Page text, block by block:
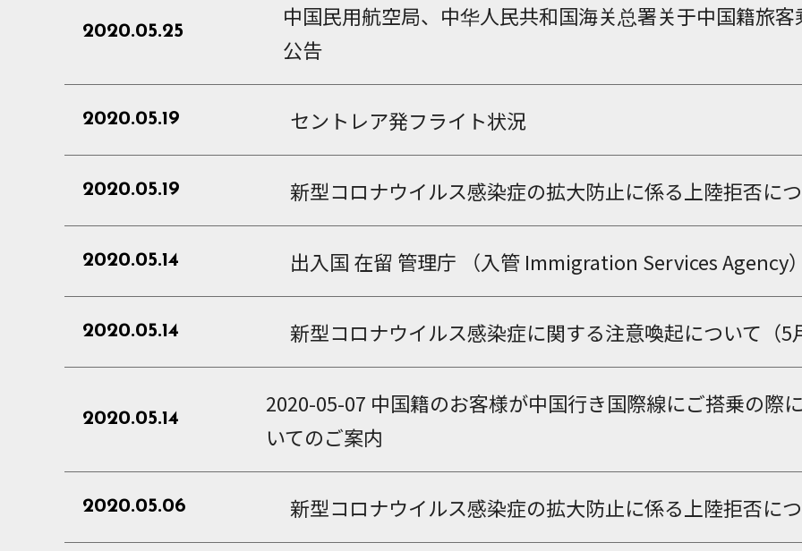
2020.05.25
中国民用航空局、中华人民共和国海关总署关于中国籍旅
公告
2020.05.19 セントレア発フライト状況
2020.05.19 新型コロナウイルス感染症の拡大防止に係る上陸拒否に
2020.05.14 出入国 在留 管理庁 （入管 Immigration Services Agency
2020.05.14 新型コロナウイルス感染症に関する注意喚起について（
2020.05.14
2020-05-07 中国籍のお客様が中国行き国際線にご搭乗の際
いてのご案内
2020.05.06 新型コロナウイルス感染症の拡大防止に係る上陸拒否に